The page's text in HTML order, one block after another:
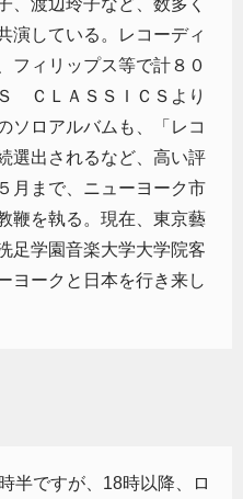
、渡辺玲子など、数多く
演している。レコーディ
フィリップス等で計８０
ＣＬＡＳＳＩＣＳより
ソロアルバムも、「レコ
選出されるなど、高い評
月まで、ニューヨーク市
鞭を執る。現在、東京藝
足学園音楽大学大学院客
ヨークと日本を行き来し
半ですが、18時以降、ロ